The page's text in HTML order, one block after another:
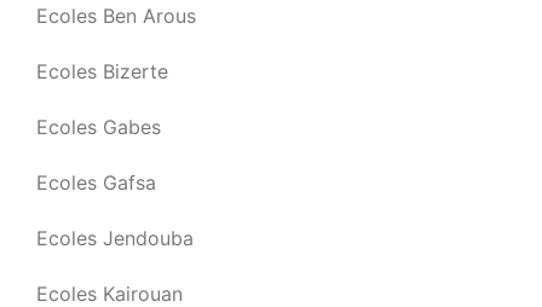
Ecoles Ben Arous
Ecoles Bizerte
Ecoles Gabes
Ecoles Gafsa
Ecoles Jendouba
Ecoles Kairouan